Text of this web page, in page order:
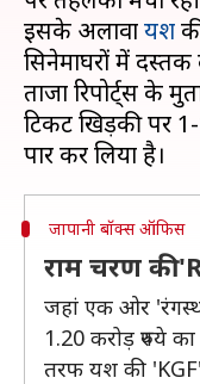
इसके अलावायश
सिनेमाघरों में दस्तक
ताजा रिपोर्ट्स के
टिकट खिड़की पर
जापानी बॉक्स ऑफिस
राम चरण की
जहां एक ओर
1.20 करोड़ रुपये
तरफ यश की